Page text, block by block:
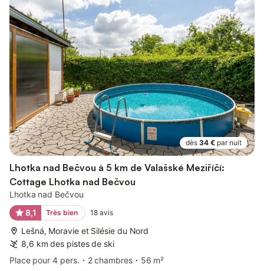
dès 34 € par nuit
Lhotka nad Bečvou à 5 km de Valašské Meziříčí:
Cottage Lhotka nad Bečvou
Lhotka nad Bečvou
8,1
Très bien 18 avis
Lešná, Moravie et Silésie du Nord
8,6 km des pistes de ski
Place pour 4 pers.
2 chambres
56 m²